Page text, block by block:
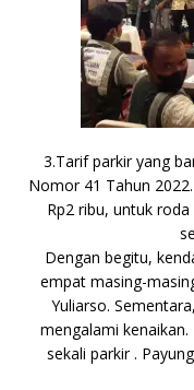
3.Tarif parkir yang
Nomor 41 Tahun
Rp2 ribu, untuk
Dengan begitu,
empat masing-
Yuliarso.
mengalami
sekali parkir .